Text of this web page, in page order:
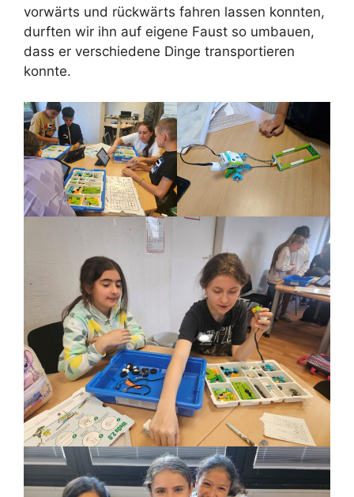
vorwärts und rückwärts fahren lassen konnten,
durften wir ihn auf eigene Faust so umbauen,
dass er verschiedene Dinge transportieren
konnte.